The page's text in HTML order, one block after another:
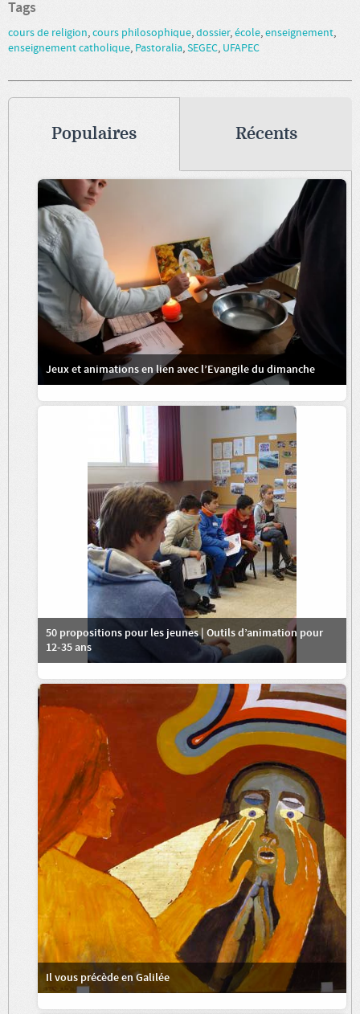
Tags
cours de religion,cours philosophique,dossier,école,enseignement,
enseignement catholique, Pastoralia,SEGEC, UFAPEC
Populaires
Jeux et animations en lien avec l’Evangile du dimanche
50 propositions pour les jeunes | Outils d’animation pour
12-35 ans
Il vous précède en Galilée
Récents